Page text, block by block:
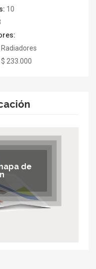
10
Radiadores
$ 233.000
de